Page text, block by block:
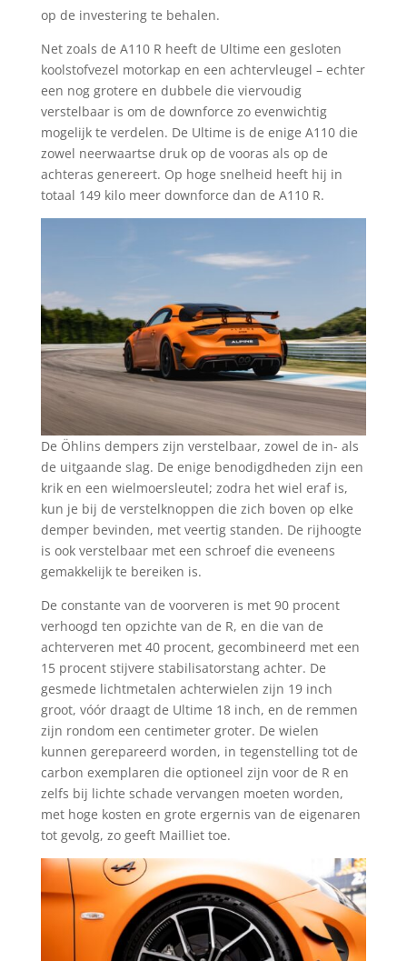
op de investering te behalen.
Net zoals de A110 R heeft de Ultime een gesloten
koolstofvezel motorkap en een achtervleugel – echter
een nog grotere en dubbele die viervoudig
verstelbaar is om de downforce zo evenwichtig
mogelijk te verdelen. De Ultime is de enige A110 die
zowel neerwaartse druk op de vooras als op de
achteras genereert. Op hoge snelheid heeft hij in
totaal 149 kilo meer downforce dan de A110 R.
De Öhlins dempers zijn verstelbaar, zowel de in- als
de uitgaande slag. De enige benodigdheden zijn een
krik en een wielmoersleutel; zodra het wiel eraf is,
kun je bij de verstelknoppen die zich boven op elke
demper bevinden, met veertig standen. De rijhoogte
is ook verstelbaar met een schroef die eveneens
gemakkelijk te bereiken is.
De constante van de voorveren is met 90 procent
verhoogd ten opzichte van de R, en die van de
achterveren met 40 procent, gecombineerd met een
15 procent stijvere stabilisatorstang achter. De
gesmede lichtmetalen achterwielen zijn 19 inch
groot, vóór draagt de Ultime 18 inch, en de remmen
zijn rondom een centimeter groter. De wielen
kunnen gerepareerd worden, in tegenstelling tot de
carbon exemplaren die optioneel zijn voor de R en
zelfs bij lichte schade vervangen moeten worden,
met hoge kosten en grote ergernis van de eigenaren
tot gevolg, zo geeft Mailliet toe.